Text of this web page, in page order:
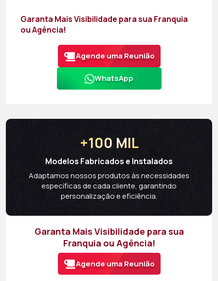
Garanta Mais Visibilidade para sua Franquia
ou Agência!
Agende uma Reunião
WhatsApp
+100 MIL
Modelos Fabricados e Instalados
Adaptamos nossos produtos às necessidades
específicas de cada cliente, garantindo
personalização e eficiência.
Garanta Mais Visibilidade para sua
Franquia ou Agência!
Agende uma Reunião